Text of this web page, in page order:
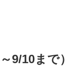
9/10まで）